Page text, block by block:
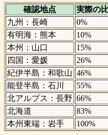
確認地点
実際の
九州：長崎
0%
有明海：熊本
10%
本州：山口
15%
四国：愛媛
26%
紀伊半島：和歌山 46%
能登半島：石川
55%
北アルプス：長野 66%
北海道
83%
本州東端：岩手
100%